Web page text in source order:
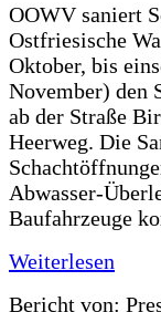
OOWV saniert
Ostfriesische
Oktober, bis
November) den
ab der Straße
Heerweg. Die
Abwasser-
Baufahrzeuge
Weiterlesen
Bericht von: